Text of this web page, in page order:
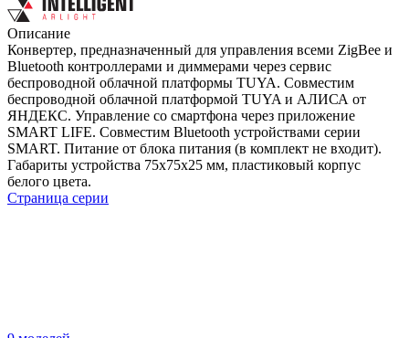
Описание
Конвертер, предназначенный для управления всеми ZigBee и
Bluetooth контроллерами и диммерами через сервис
беспроводной облачной платформы TUYA. Cовместим
беспроводной облачной платформой TUYA и АЛИСА от
ЯНДЕКС. Управление со смартфона через приложение
SMART LIFE. Совместим Bluetooth устройствами серии
SMART. Питание от блока питания (в комплект не входит).
Габариты устройства 75x75х25 мм, пластиковый корпус
белого цвета.
Страница серии